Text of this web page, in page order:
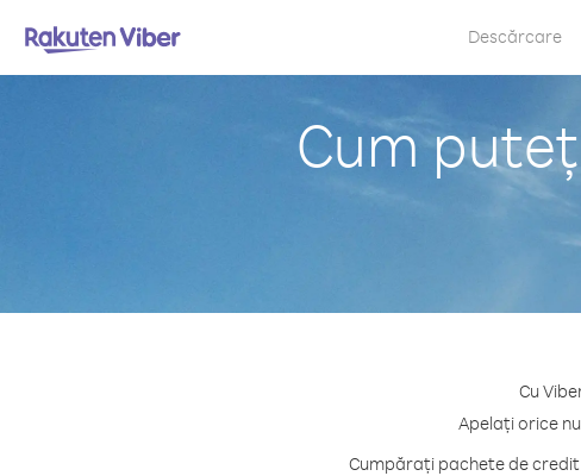
Descărcare
Cum
Cu
Apelați orice
Cumpărați pachete de